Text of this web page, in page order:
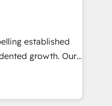
implementation,
operations. 🤝
and
🌟 Proven
of all sizes
established
growth. Our
your growth,
conventional
into the